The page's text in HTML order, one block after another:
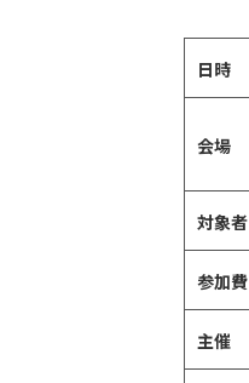
日時
会場
対象者
参加費
主催